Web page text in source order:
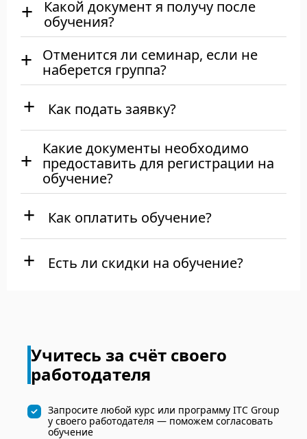
Какой документ я получу после
обучения?
Отменится ли семинар, если не
наберется группа?
Как подать заявку?
Какие документы необходимо
предоставить для регистрации на
обучение?
Как оплатить обучение?
Есть ли скидки на обучение?
Учитесь за счёт своего
работодателя
Запросите любой курс или программу ITC Group
у своего работодателя — поможем согласовать
обучение